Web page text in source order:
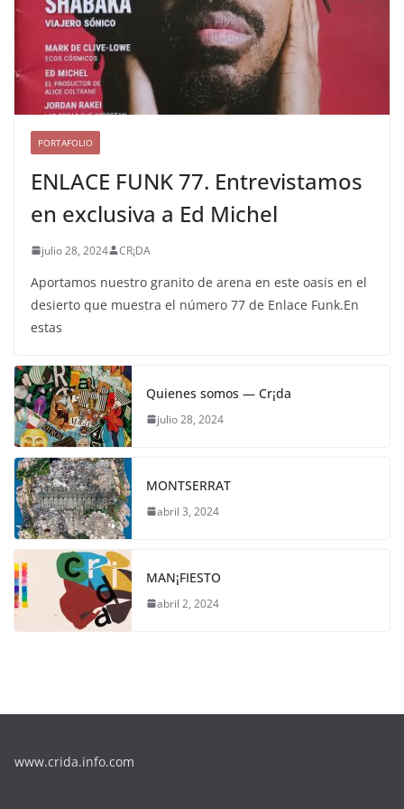
PORTAFOLIO
ENLACE FUNK 77. Entrevistamos
en exclusiva a Ed Michel
julio 28, 2024 CR¡DA
Aportamos nuestro granito de arena en este oasis en el
desierto que muestra el número 77 de Enlace Funk.En
estas
Quienes somos — Cr¡da
julio 28, 2024
MONTSERRAT
abril 3, 2024
MAN¡FIESTO
abril 2, 2024
www.crida.info.com